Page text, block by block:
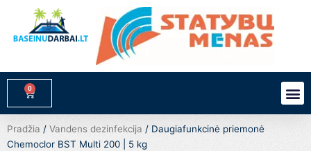
turinio
0
Cart
Pradžia / Vandens dezinfekcija / Daugiafunkcinė priemonė
Chemoclor BST Multi 200 | 5 kg